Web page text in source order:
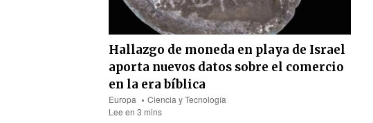
Hallazgo de moneda en playa de Israel
aporta nuevos datos sobre el comercio
en la era bíblica
Europa
Ciencia y Tecnología
Lee en 3 mins